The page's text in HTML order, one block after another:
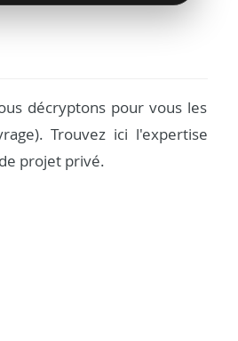
décryptons pour vous les
Trouvez ici l'expertise
projet privé.